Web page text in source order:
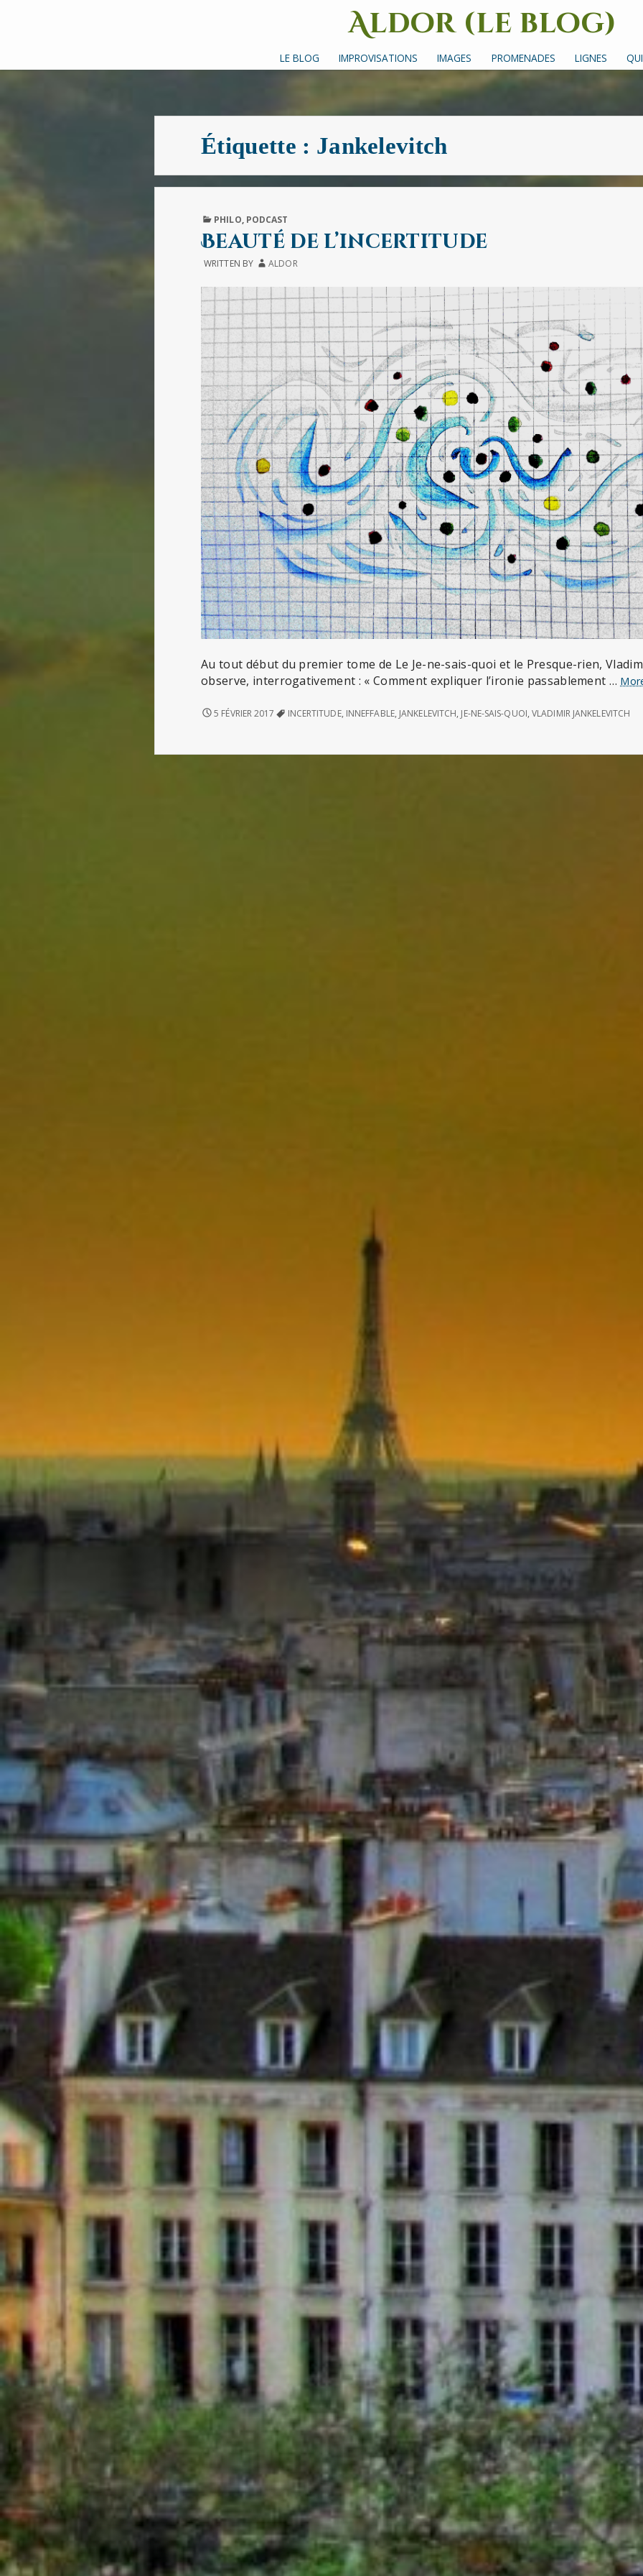
Aldor (le blog)
Un site avec des mots, des images et des sons
LE BLOG IMPROVISATIONS IMAGES PROMENADES LIGNES
Étiquette : Jankelevitch
PUBLISHED
PHILO, PODCAST
Beauté de l’incertitude
WRITTEN BY ALDOR
Au tout début du premier tome de Le Je-ne-sais-quoi et le Presque-rien,
observe, interrogativement : « Comment expliquer l’ironie passablement …
BEAUTÉ
5 FÉVRIER 2017 INCERTITUDE, INNEFFABLE, JANKELEVITCH, JE-NE-SAIS-QUOI,VLADIMIR JANKELEVITCH